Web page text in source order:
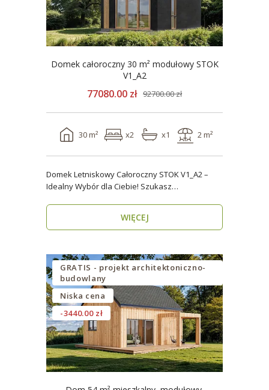
Domek całoroczny 30 m² modułowy STOK
V1_A2
77080.00 zł 92700.00 zł
30 m² x2 x1 2 m²
Domek Letniskowy Całoroczny STOK V1_A2 –
Idealny Wybór dla Ciebie! Szukasz
WIĘCEJ
GRATIS - projekt architektoniczno-
budowlany
Niska cena
-3440.00 zł